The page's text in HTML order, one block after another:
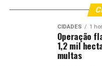
CIDADES 1
Operação
1,2 mil
multas